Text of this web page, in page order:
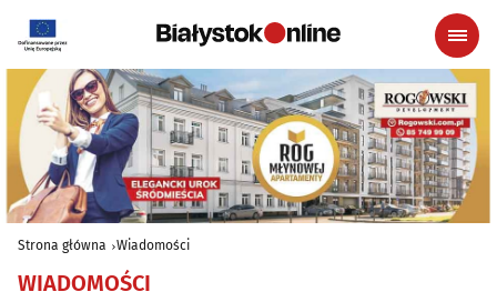
Strona główna Wiadomości
WIADOMOŚCI